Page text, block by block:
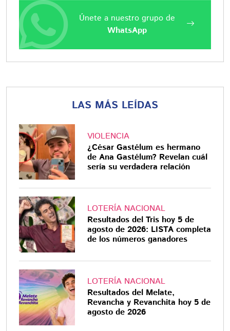
Únete a nuestro grupo de
WhatsApp
LAS MÁS LEÍDAS
VIOLENCIA
¿César Gastélum es hermano
de Ana Gastélum? Revelan cuál
sería su verdadera relación
LOTERÍA NACIONAL
Resultados del Tris hoy 5 de
agosto de 2026: LISTA completa
de los números ganadores
LOTERÍA NACIONAL
Resultados del Melate,
Revancha y Revanchita hoy 5 de
agosto de 2026